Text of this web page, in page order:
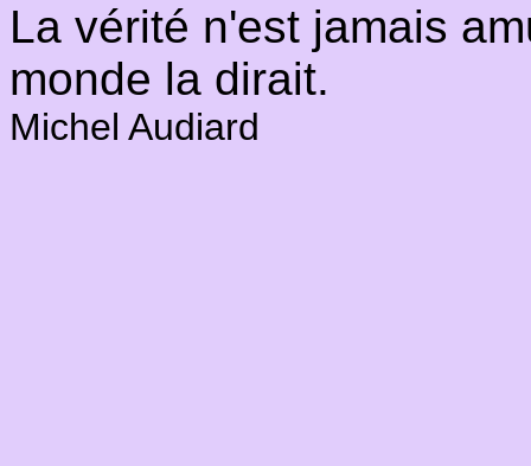
La vérité n'est jamais
monde la dirait.
Michel Audiard